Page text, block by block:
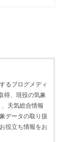
るブログメディ
得、現役の気象
天気総合情報
データの取り扱
役立ち情報をお